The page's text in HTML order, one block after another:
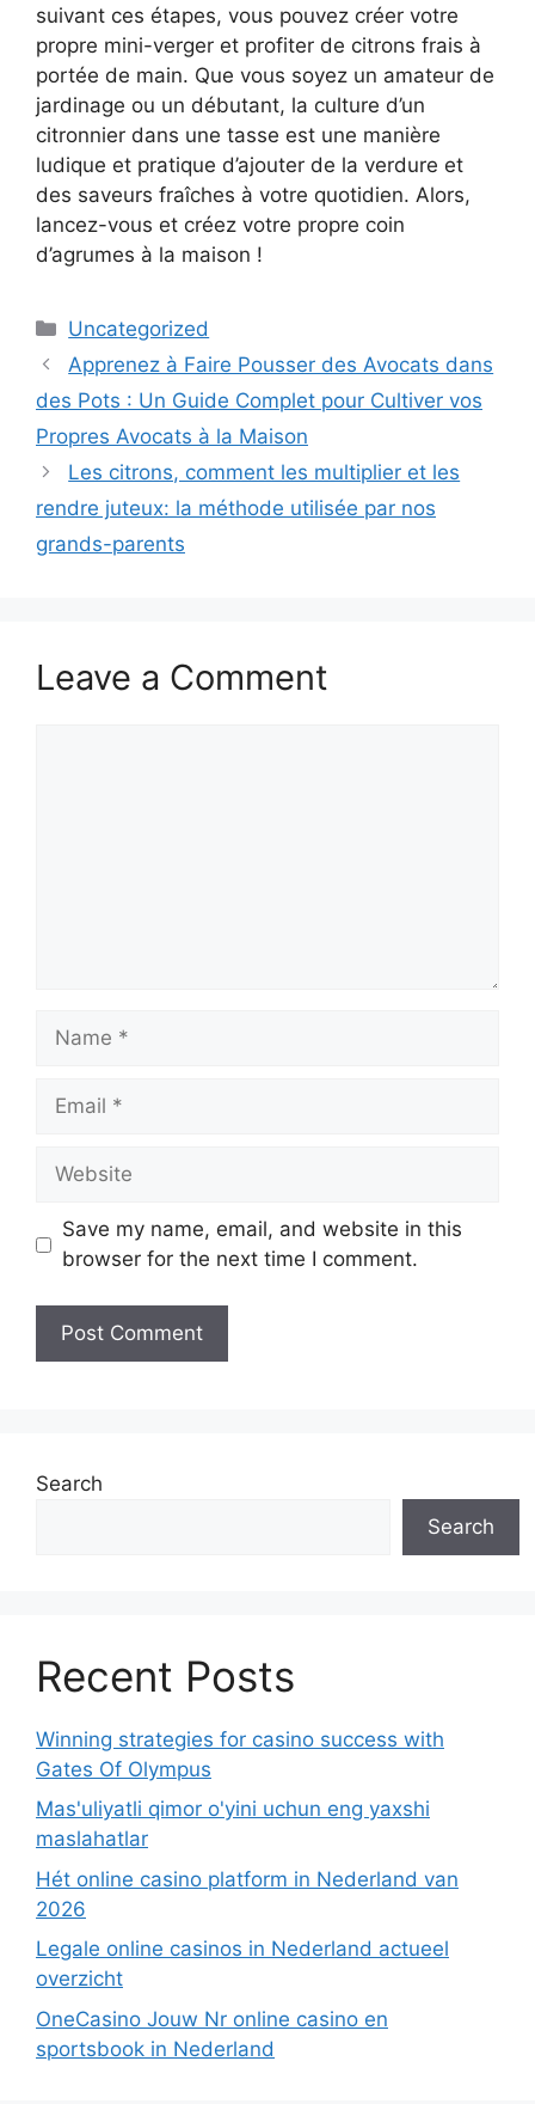
suivant ces étapes, vous pouvez créer votre
propre mini-verger et profiter de citrons frais à
portée de main. Que vous soyez un amateur de
jardinage ou un débutant, la culture d’un
citronnier dans une tasse est une manière
ludique et pratique d’ajouter de la verdure et
des saveurs fraîches à votre quotidien. Alors,
lancez-vous et créez votre propre coin
d’agrumes à la maison !
Categories
Uncategorized
Apprenez à Faire Pousser des Avocats dans
des Pots : Un Guide Complet pour Cultiver vos
Propres Avocats à la Maison
Les citrons, comment les multiplier et les
rendre juteux: la méthode utilisée par nos
grands-parents
Leave a Comment
Name
Email
Website
Save my name, email, and website in this
browser for the next time I comment.
Search
Search
Recent Posts
Winning strategies for casino success with
Gates Of Olympus
Mas'uliyatli qimor o'yini uchun eng yaxshi
maslahatlar
Hét online casino platform in Nederland van
2026
Legale online casinos in Nederland actueel
overzicht
OneCasino Jouw Nr online casino en
sportsbook in Nederland